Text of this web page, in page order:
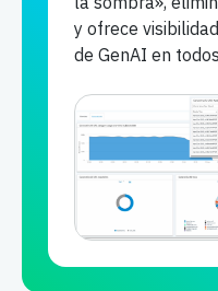
y ofrece
de GenAI en